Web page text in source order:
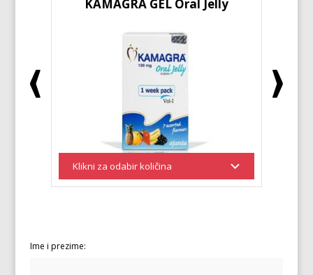
KAMAGRA GEL Oral Jelly
Ime i prezime: